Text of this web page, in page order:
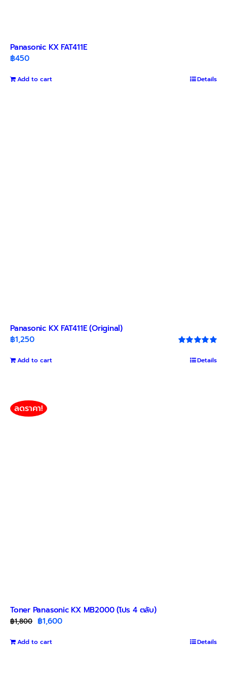
Panasonic KX FAT411E
฿450
Add to cart Details
Panasonic KX FAT411E (Original)
out of 5
฿1,250
Add to cart Details
ลดราคา!
Toner Panasonic KX MB2000 (โปร 4 ตลับ)
฿1,800 Original
was:
฿1,600Current
Add to cart Details